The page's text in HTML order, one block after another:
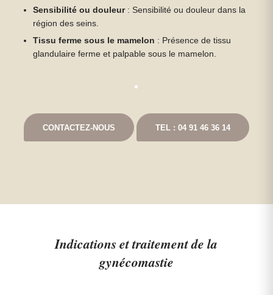
Sensibilité ou douleur: Sensibilité ou douleur dans la
région des seins.
Tissu ferme sous le mamelon : Présence de tissu
glandulaire ferme et palpable sous le mamelon.
CONTACTEZ-NOUS TEL : 04 91 46 36 14
Indications et traitement de la
gynécomastie